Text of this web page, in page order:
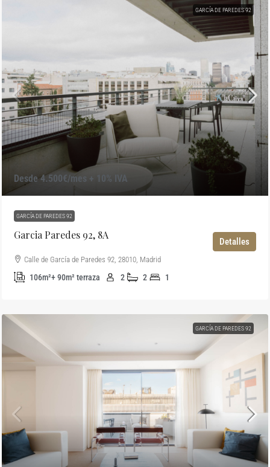
GARCÍA DE PAREDES 92
Desde 4.500€/mes + 10% IVA
GARCÍA DE PAREDES 92
Garcia Paredes 92, 8A
Calle de García de Paredes 92, 28010, Madrid
1
2
2
106m²+ 90m² terraza
Detalles
GARCÍA DE PAREDES 92